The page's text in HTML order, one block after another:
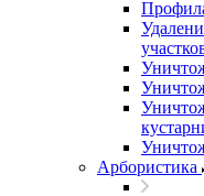
Арбористика